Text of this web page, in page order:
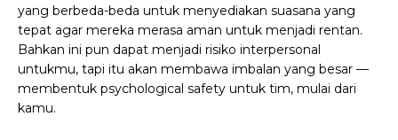
yang berbeda-beda untuk menyediakan suasana yang
tepat agar mereka merasa aman untuk menjadi rentan.
Bahkan ini pun dapat menjadi risiko interpersonal
untukmu, tapi itu akan membawa imbalan yang besar —
membentuk psychological safety untuk tim, mulai dari
kamu.